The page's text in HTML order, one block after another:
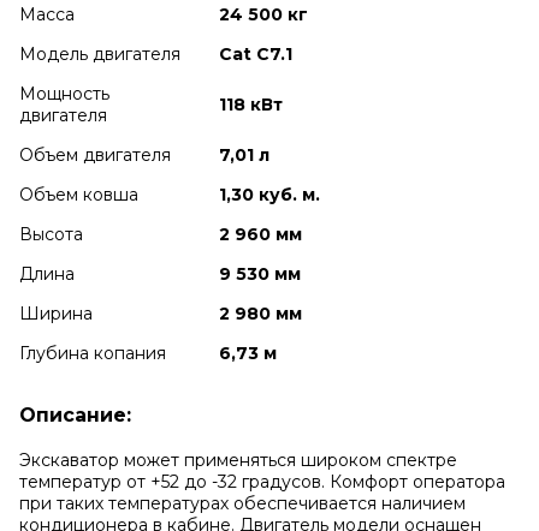
Масса
24 500 кг
Модель двигателя
Cat C7.1
Мощность
двигателя
118 кВт
Объем двигателя
7,01 л
Объем ковша
1,30 куб. м.
Высота
2 960 мм
Длина
9 530 мм
Ширина
2 980 мм
Глубина копания
6,73 м
Описание:
Экскаватор может применяться широком спектре
температур от +52 до -32 градусов. Комфорт оператора
при таких температурах обеспечивается наличием
кондиционера в кабине. Двигатель модели оснащен